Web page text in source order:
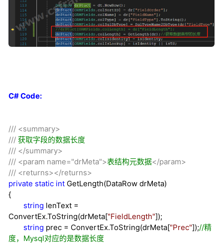
C# Code:
/// <summary>
/// 获取字段的数据长度
/// </summary>
/// <param name="drMeta">表结构元数据</param>
/// <returns></returns>
private static int GetLength(DataRow drMeta)
{
string lenText =
ConvertEx.ToString(drMeta["FieldLength"]);
string prec = ConvertEx.ToString(drMeta["Prec"]);//精
度，Mysql对应的是数据长度